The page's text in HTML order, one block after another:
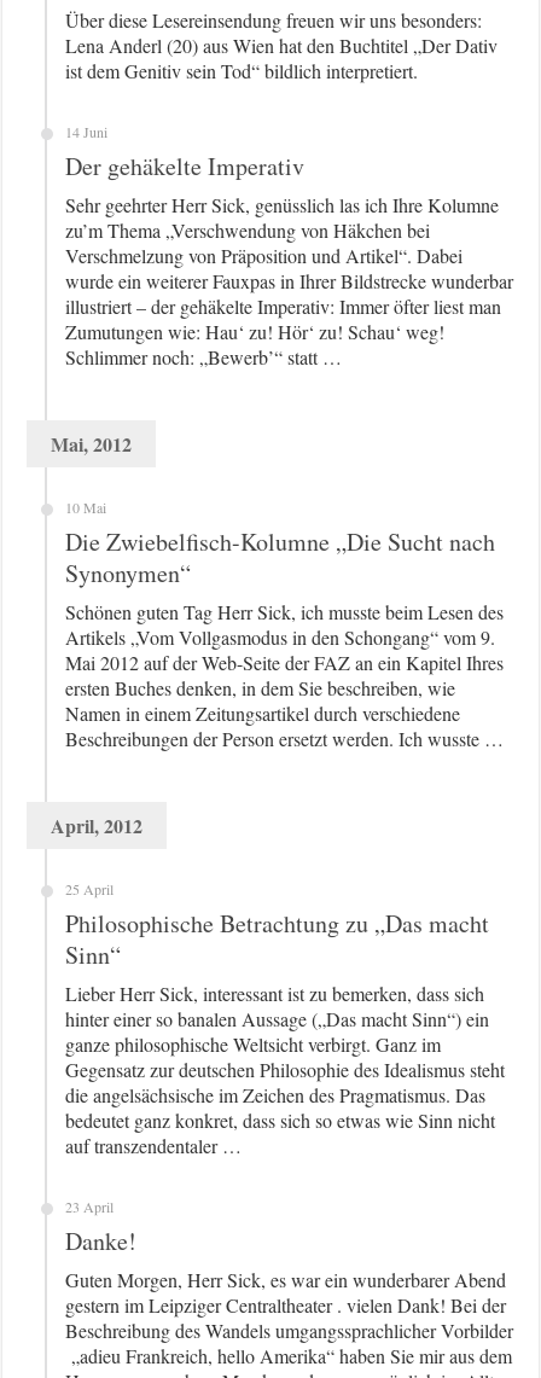
Über diese Lesereinsendung freuen wir uns besonders:
Lena Anderl (20) aus Wien hat den Buchtitel „Der Dativ
ist dem Genitiv sein Tod“ bildlich interpretiert.
14 Juni
Der gehäkelte Imperativ
Sehr geehrter Herr Sick, genüsslich las ich Ihre Kolumne
zu’m Thema „Verschwendung von Häkchen bei
Verschmelzung von Präposition und Artikel“. Dabei
wurde ein weiterer Fauxpas in Ihrer Bildstrecke wunderbar
illustriert – der gehäkelte Imperativ: Immer öfter liest man
Zumutungen wie: Hau‘ zu! Hör‘ zu! Schau‘ weg!
Schlimmer noch: „Bewerb’“ statt …
Mai, 2012
10 Mai
Die Zwiebelfisch-Kolumne „Die Sucht nach
Synonymen“
Schönen guten Tag Herr Sick, ich musste beim Lesen des
Artikels „Vom Vollgasmodus in den Schongang“ vom 9.
Mai 2012 auf der Web-Seite der FAZ an ein Kapitel Ihres
ersten Buches denken, in dem Sie beschreiben, wie
Namen in einem Zeitungsartikel durch verschiedene
Beschreibungen der Person ersetzt werden. Ich wusste …
April, 2012
25 April
Philosophische Betrachtung zu „Das macht
Sinn“
Lieber Herr Sick, interessant ist zu bemerken, dass sich
hinter einer so banalen Aussage („Das macht Sinn“) ein
ganze philosophische Weltsicht verbirgt. Ganz im
Gegensatz zur deutschen Philosophie des Idealismus steht
die angelsächsische im Zeichen des Pragmatismus. Das
bedeutet ganz konkret, dass sich so etwas wie Sinn nicht
auf transzendentaler …
23 April
Danke!
Guten Morgen, Herr Sick, es war ein wunderbarer Abend
gestern im Leipziger Centraltheater . vielen Dank! Bei der
Beschreibung des Wandels umgangssprachlicher Vorbilder
„adieu Frankreich, hello Amerika“ haben Sie mir aus dem